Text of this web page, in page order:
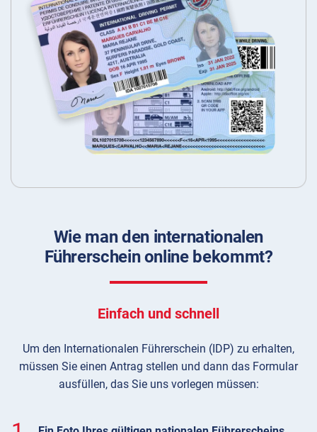
Wie man den internationalen
Führerschein online bekommt?
Einfach und schnell
Um den Internationalen Führerschein (IDP) zu erhalten,
müssen Sie einen Antrag stellen und dann das Formular
ausfüllen, das Sie uns vorlegen müssen: